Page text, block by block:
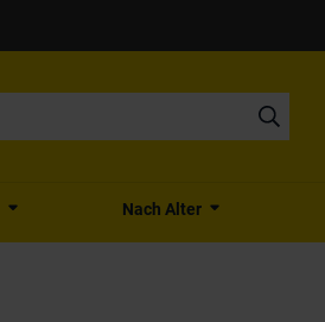
Nach Alter